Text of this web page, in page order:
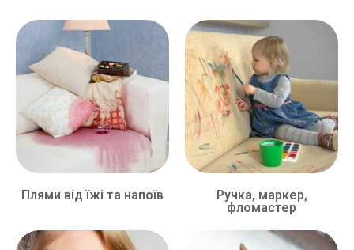
Плями від їжі та напоїв
Ручка, маркер,
фломастер